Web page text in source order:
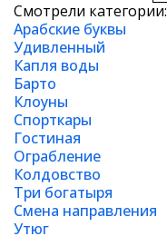
Смотрели категории:
Арабские буквы
Удивленный
Капля воды
Барто
Клоуны
Спорткары
Гостиная
Ограбление
Колдовство
Три богатыря
Смена направления
Утюг